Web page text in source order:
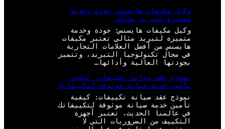
وكيل مكيفات هايسنس: جودة وخدمة
متميزة لتبريد مثالي
وكيل مكيفات هايسنس: جودة وخدمة
متميزة لتبريد مثالي تعتبر مكيفات
هايسنس من أفضل العلامات التجارية
في مجال تكنولوجيا التبريد، وتتميز
بجودتها العالية وأدائها…
نموذج عقد صيانة تكييفات: كيفية
تأمين خدمة صيانة موثوقة لتكييفاتك
نموذج عقد صيانة تكييفات: كيفية
تأمين خدمة صيانة موثوقة لتكييفاتك
في عالمنا الحديث، تعتبر أجهزة
التكييف من الضروريات التي لا